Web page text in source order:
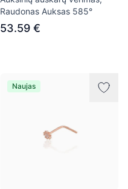
Raudonas Auksas 585°
53.59 €
Naujas